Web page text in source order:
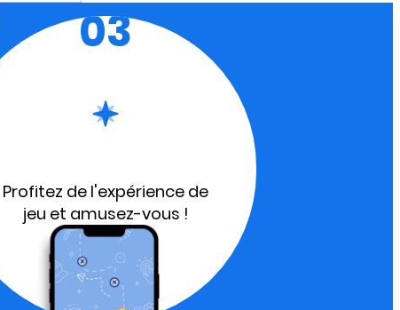
03
Profitez de l'expérience de
jeu et amusez-vous !